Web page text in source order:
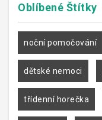
Oblíbené Štítky
noční pomočování
dětské nemoci
třídenní horečka